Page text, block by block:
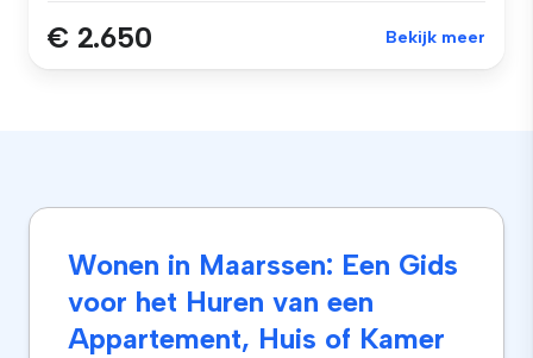
€ 2.650 Bekijk meer
Wonen in Maarssen: Een Gids
voor het Huren van een
Appartement, Huis of Kamer